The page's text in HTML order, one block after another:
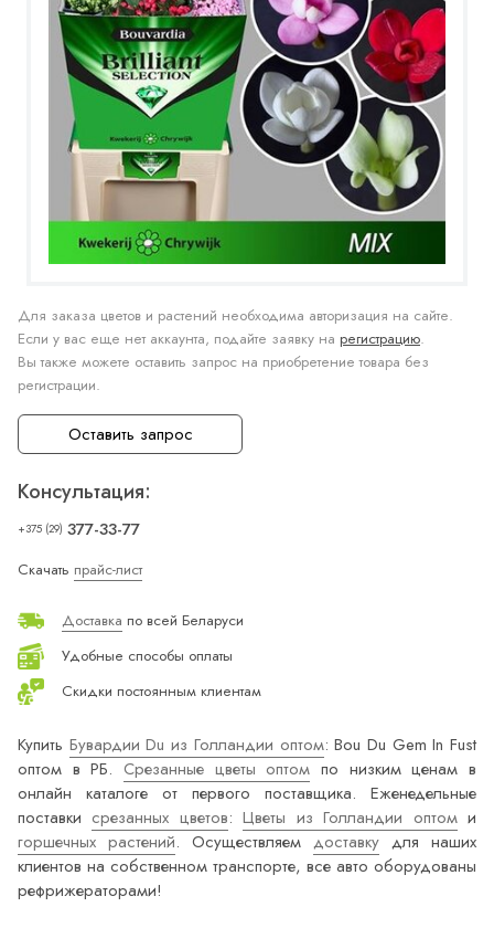
Для заказа цветов и растений необходима авторизация на сайте.
Если у вас еще нет аккаунта, подайте заявку на регистрацию.
Вы также можете оставить запрос на приобретение товара без
регистрации.
Оставить запрос
Консультация:
+375 (29) 377-33-77
Скачать прайс-лист
Доставка по всей Беларуси
Удобные способы оплаты
Скидки постоянным клиентам
Купить Бувардии Du из Голландии оптом: Bou Du Gem In Fust
оптом в РБ. Срезанные цветы оптом по низким ценам в
онлайн каталоге от первого поставщика. Еженедельные
поставкисрезанных цветов:Цветы из Голландии оптоми
горшечных растений. Осуществляем доставку для наших
клиентов на собственном транспорте, все авто оборудованы
рефрижераторами!